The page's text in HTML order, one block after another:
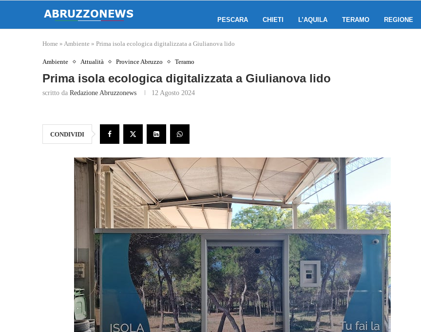
PESCARA CHIETI L’AQUILA TERAMO REGIONE
Home » Ambiente » Prima isola ecologica digitalizzata a Giulianova lido
Ambiente Attualità Province Abruzzo Teramo
Prima isola ecologica digitalizzata a Giulianova lido
scritto da Redazione Abruzzonews 12 Agosto 2024
CONDIVIDI